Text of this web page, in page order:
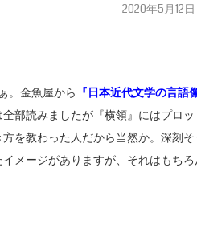
2020年5月12日
。金魚屋から 『日本近代文学の言
部読みましたが『横領』にはプロ
を教わった人だから当然か。深刻
メージがありますが、それはもち